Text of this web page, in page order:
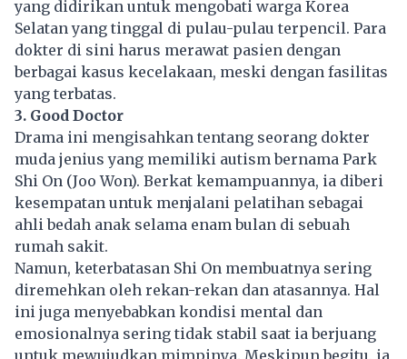
yang didirikan untuk mengobati warga Korea
Selatan yang tinggal di pulau-pulau terpencil. Para
dokter di sini harus merawat pasien dengan
berbagai kasus kecelakaan, meski dengan fasilitas
yang terbatas.
3. Good Doctor
Drama ini mengisahkan tentang seorang dokter
muda jenius yang memiliki autism bernama Park
Shi On (Joo Won). Berkat kemampuannya, ia diberi
kesempatan untuk menjalani pelatihan sebagai
ahli bedah anak selama enam bulan di sebuah
rumah sakit.
Namun, keterbatasan Shi On membuatnya sering
diremehkan oleh rekan-rekan dan atasannya. Hal
ini juga menyebabkan kondisi mental dan
emosionalnya sering tidak stabil saat ia berjuang
untuk mewujudkan mimpinya. Meskipun begitu, ia